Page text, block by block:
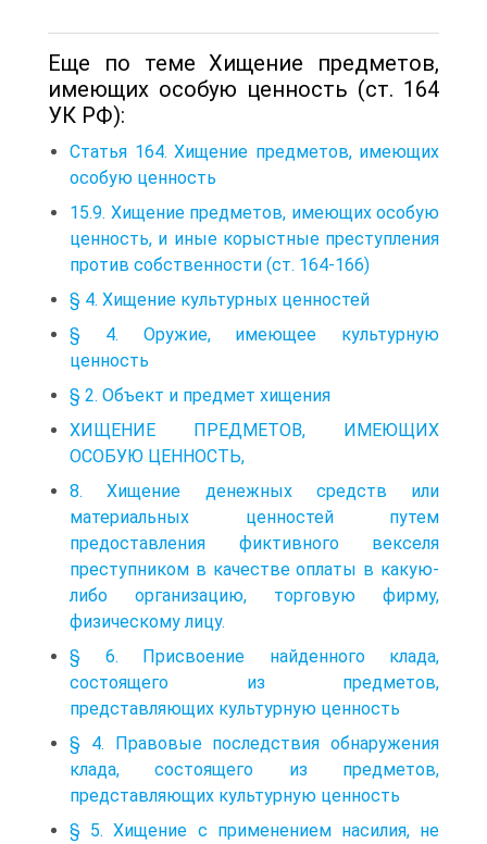
Еще по теме Хищение предметов,
имеющих особую ценность (ст. 164
УК РФ):
Статья 164. Хищение предметов, имеющих
особую ценность
15.9. Хищение предметов, имеющих особую
ценность, и иные корыстные преступления
против собственности (ст. 164-166)
§ 4. Хищение культурных ценностей
§ 4. Оружие, имеющее культурную
ценность
§ 2. Объект и предмет хищения
ХИЩЕНИЕ ПРЕДМЕТОВ, ИМЕЮЩИХ
ОСОБУЮ ЦЕННОСТЬ,
8. Хищение денежных средств или
материальных ценностей путем
предоставления фиктивного векселя
преступником в качестве оплаты в какую-
либо организацию, торговую фирму,
физическому лицу.
§ 6. Присвоение найденного клада,
состоящего из предметов,
представляющих культурную ценность
§ 4. Правовые последствия обнаружения
клада, состоящего из предметов,
представляющих культурную ценность
§ 5. Хищение с применением насилия, не